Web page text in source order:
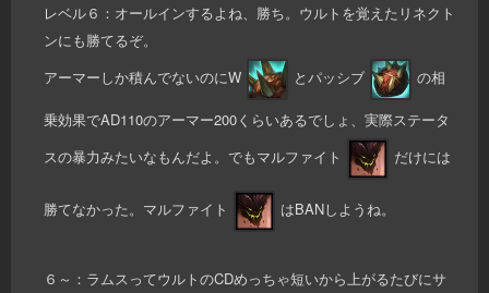
レベル６：オールインするよね、勝ち。ウルトを覚えたリネクト
ンにも勝てるぞ。
アーマーしか積んでないのにW
とパッシブ の相
乗効果でAD110のアーマー200くらいあるでしょ、実際ステータ
スの暴力みたいなもんだよ。でもマルファイト
だけには
勝てなかった。マルファイト はBANしようね。
６～：ラムスってウルトのCDめっちゃ短いから上がるたびにサ